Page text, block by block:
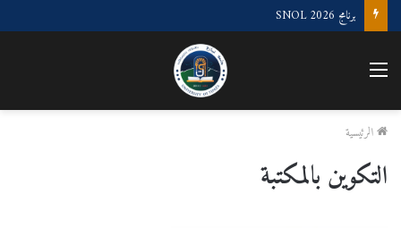
برنامج SNOL 2026
القائمة
الرئيسية
التكوين بالمكتبة